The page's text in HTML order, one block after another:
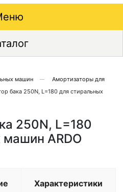
машин
Амортизаторы для
бака 250N, L=180 для стиральных
250N, L=180
ARDO
Характеристики